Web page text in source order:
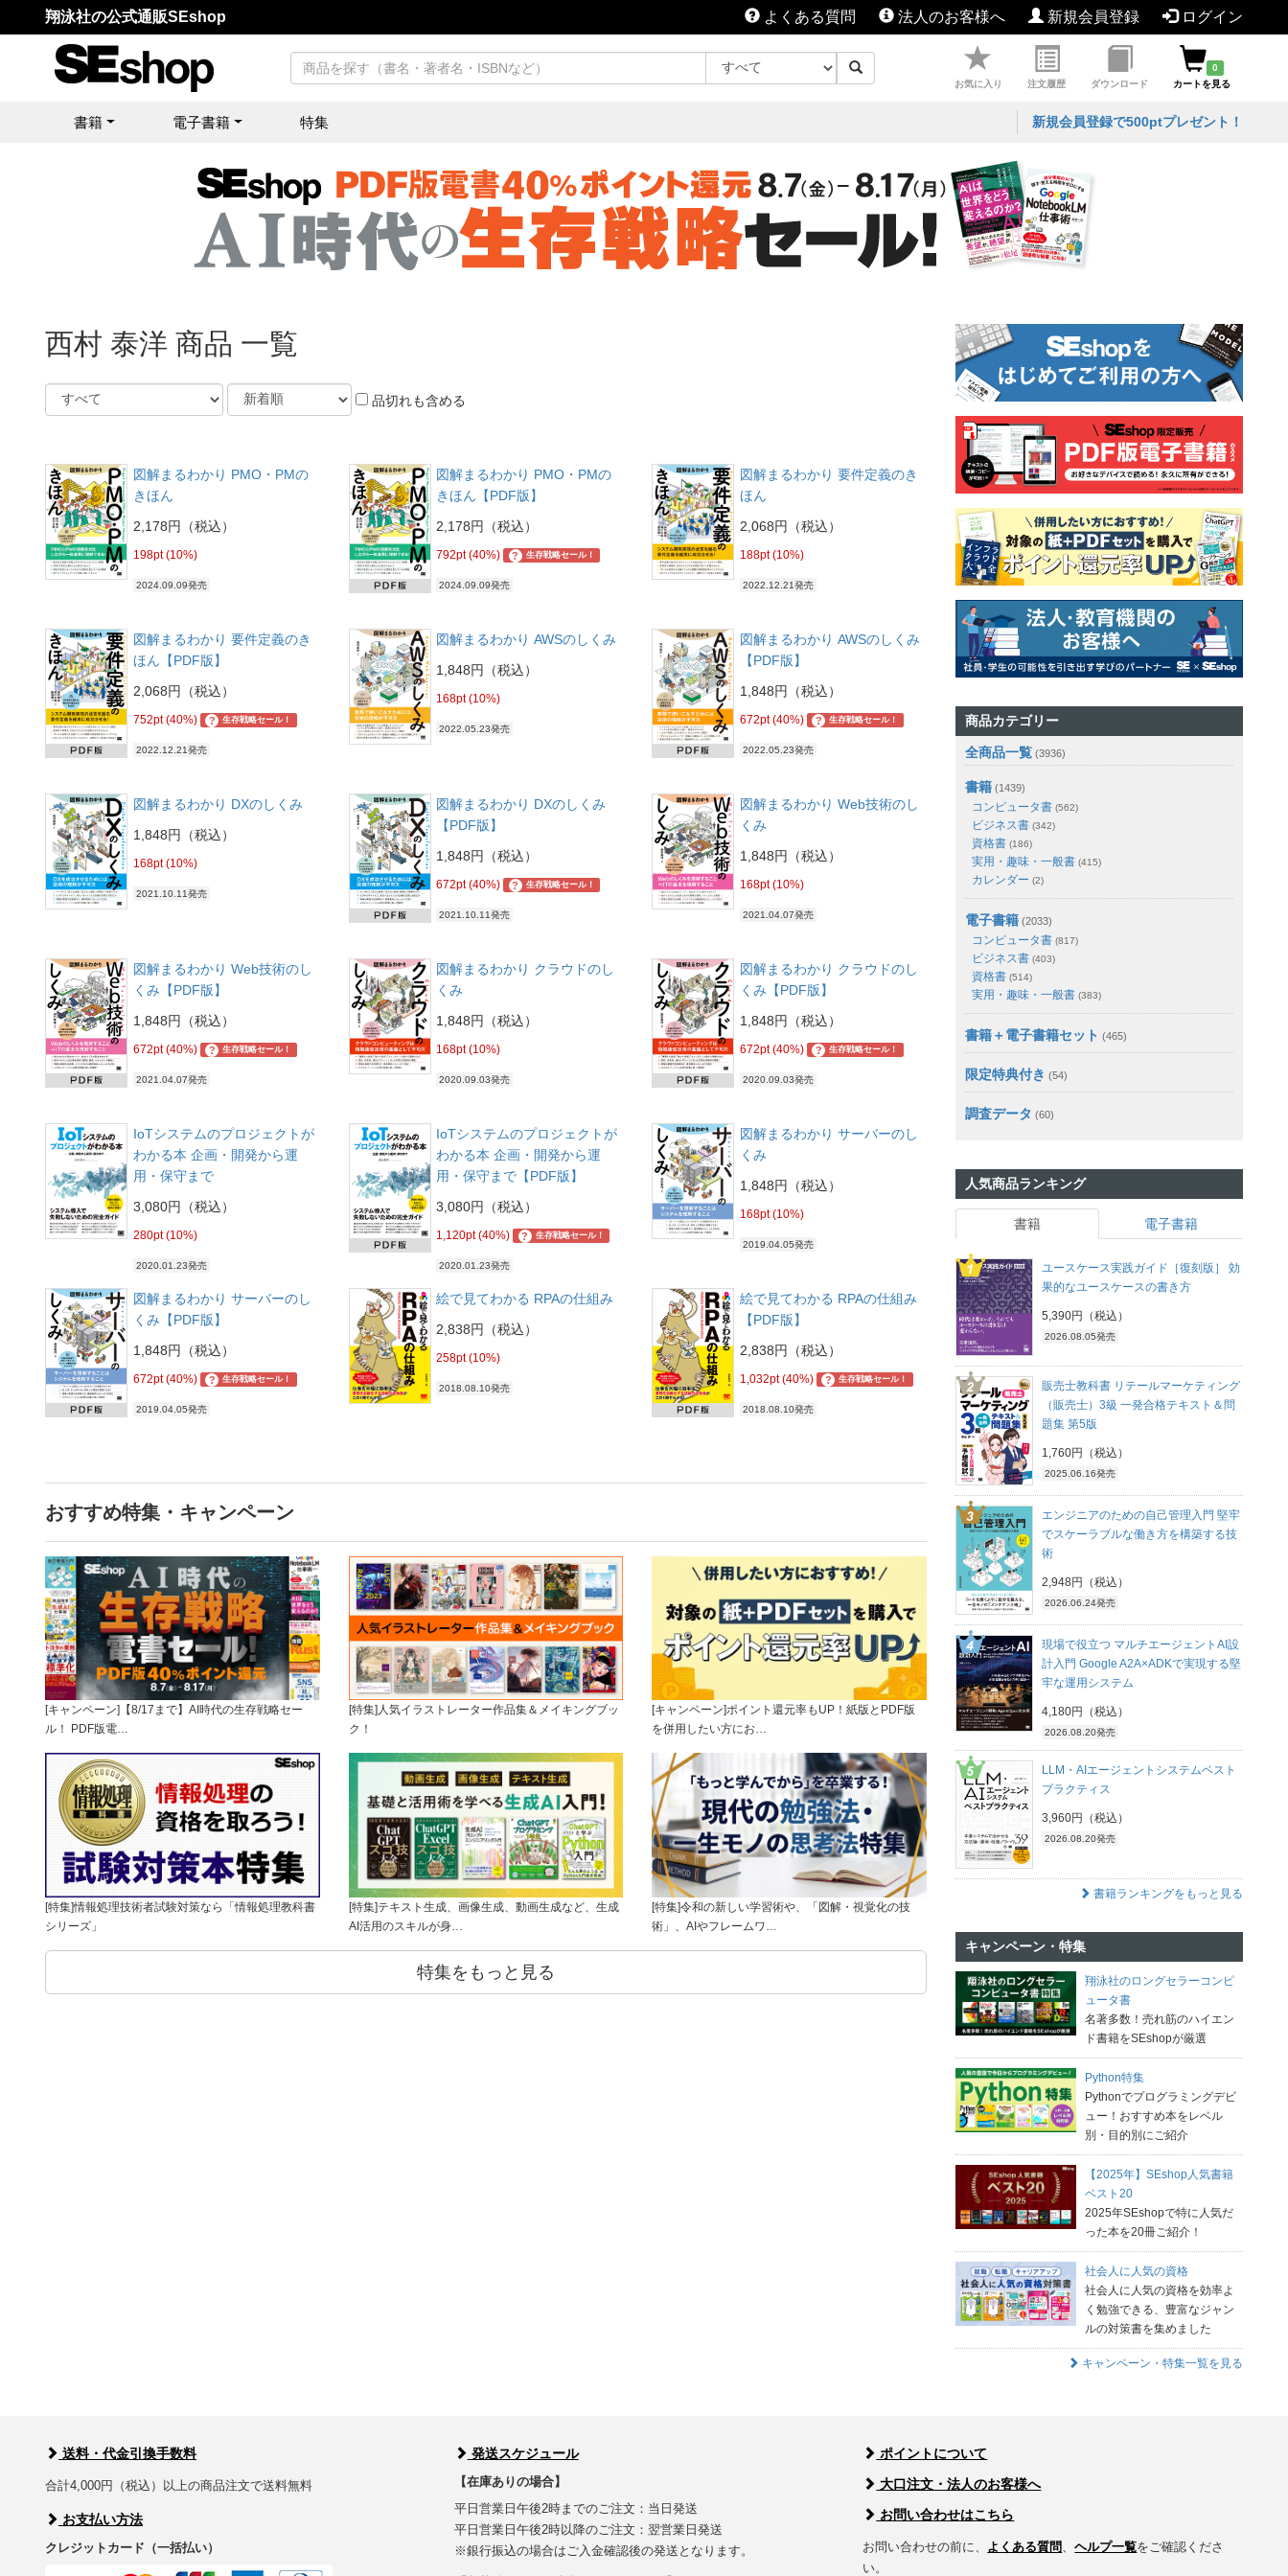
翔泳社の公式通販SEshop よくある質問 法人のお客様へ 新規会員登録 ログイン
お気に入り 注文履歴 ダウンロード
0
カートを見る
書籍 電子書籍 特集 新規会員登録で500ptプレゼント！
西村 泰洋 商品 一覧
品切れも含める
図解まるわかり PMO・PMの
きほん
2,178円（税込）
198pt (10%)
2024.09.09発売
図解まるわかり PMO・PMの
きほん【PDF版】
2,178円（税込）
792pt (40%) ? 生存戦略セール！
2024.09.09発売
図解まるわかり 要件定義のき
ほん
2,068円（税込）
188pt (10%)
2022.12.21発売
図解まるわかり 要件定義のき
ほん【PDF版】
2,068円（税込）
752pt (40%) ? 生存戦略セール！
2022.12.21発売
図解まるわかり AWSのしくみ
1,848円（税込）
168pt (10%)
2022.05.23発売
図解まるわかり AWSのしくみ
【PDF版】
1,848円（税込）
672pt (40%) ? 生存戦略セール！
2022.05.23発売
図解まるわかり DXのしくみ
1,848円（税込）
168pt (10%)
2021.10.11発売
図解まるわかり DXのしくみ
【PDF版】
1,848円（税込）
672pt (40%) ? 生存戦略セール！
2021.10.11発売
図解まるわかり Web技術のし
くみ
1,848円（税込）
168pt (10%)
2021.04.07発売
図解まるわかり Web技術のし
くみ【PDF版】
1,848円（税込）
672pt (40%) ? 生存戦略セール！
2021.04.07発売
図解まるわかり クラウドのし
くみ
1,848円（税込）
168pt (10%)
2020.09.03発売
図解まるわかり クラウドのし
くみ【PDF版】
1,848円（税込）
672pt (40%) ? 生存戦略セール！
2020.09.03発売
IoTシステムのプロジェクトが
わかる本 企画・開発から運
用・保守まで
3,080円（税込）
280pt (10%)
2020.01.23発売
IoTシステムのプロジェクトが
わかる本 企画・開発から運
用・保守まで【PDF版】
3,080円（税込）
1,120pt (40%) ? 生存戦略セール！
2020.01.23発売
図解まるわかり サーバーのし
くみ
1,848円（税込）
168pt (10%)
2019.04.05発売
図解まるわかり サーバーのし
くみ【PDF版】
1,848円（税込）
672pt (40%) ? 生存戦略セール！
2019.04.05発売
絵で見てわかる RPAの仕組み
2,838円（税込）
258pt (10%)
2018.08.10発売
絵で見てわかる RPAの仕組み
【PDF版】
2,838円（税込）
1,032pt (40%) ? 生存戦略セール！
2018.08.10発売
おすすめ特集・キャンペーン
[キャンペーン]【8/17まで】AI時代の生存戦略セー
ル！ PDF版電…
[特集]人気イラストレーター作品集＆メイキングブッ
ク！
[キャンペーン]ポイント還元率もUP！紙版とPDF版
を併用したい方にお…
[特集]情報処理技術者試験対策なら「情報処理教科書
シリーズ」
[特集]テキスト生成、画像生成、動画生成など、生成
AI活用のスキルが身…
[特集]令和の新しい学習術や、「図解・視覚化の技
術」、AIやフレームワ…
特集をもっと見る
商品カテゴリー
全商品一覧 (3936)
書籍 (1439)
コンピュータ書 (562)
ビジネス書 (342)
資格書 (186)
実用・趣味・一般書 (415)
カレンダー (2)
電子書籍 (2033)
コンピュータ書 (817)
ビジネス書 (403)
資格書 (514)
実用・趣味・一般書 (383)
書籍＋電子書籍セット (465)
限定特典付き (54)
調査データ (60)
人気商品ランキング
書籍 電子書籍
ユースケース実践ガイド［復刻版］ 効
果的なユースケースの書き方
5,390円（税込）
2026.08.05発売
販売士教科書 リテールマーケティング
（販売士）3級 一発合格テキスト＆問
題集 第5版
1,760円（税込）
2025.06.16発売
エンジニアのための自己管理入門 堅牢
でスケーラブルな働き方を構築する技
術
2,948円（税込）
2026.06.24発売
現場で役立つ マルチエージェントAI設
計入門 Google A2A×ADKで実現する堅
牢な運用システム
4,180円（税込）
2026.08.20発売
LLM・AIエージェントシステムベスト
プラクティス
3,960円（税込）
2026.08.20発売
書籍ランキングをもっと見る
キャンペーン・特集
翔泳社のロングセラーコンピ
ュータ書
名著多数！売れ筋のハイエン
ド書籍をSEshopが厳選
Python特集
Pythonでプログラミングデビ
ュー！おすすめ本をレベル
別・目的別にご紹介
【2025年】SEshop人気書籍
ベスト20
2025年SEshopで特に人気だ
った本を20冊ご紹介！
社会人に人気の資格
社会人に人気の資格を効率よ
く勉強できる、豊富なジャン
ルの対策書を集めました
キャンペーン・特集一覧を見る
送料・代金引換手数料
合計4,000円（税込）以上の商品注文で送料無料
お支払い方法
クレジットカード（一括払い）
発送スケジュール
【在庫ありの場合】
平日営業日午後2時までのご注文：当日発送
平日営業日午後2時以降のご注文：翌営業日発送
※銀行振込の場合はご入金確認後の発送となります。
ポイントについて
大口注文・法人のお客様へ
お問い合わせはこちら
お問い合わせの前に、 よくある質問、ヘルプ一覧をご確認くださ
い。